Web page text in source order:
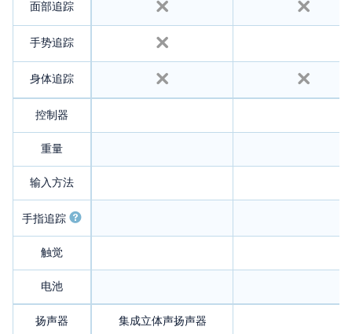
面部追踪
手势追踪
身体追踪
控制器
重量
输入方法
手指追踪
触觉
电池
扬声器 集成立体声扬声器